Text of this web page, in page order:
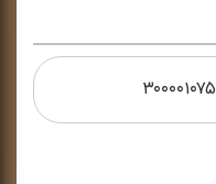
۳۰۰۰۰۱۰۷۵